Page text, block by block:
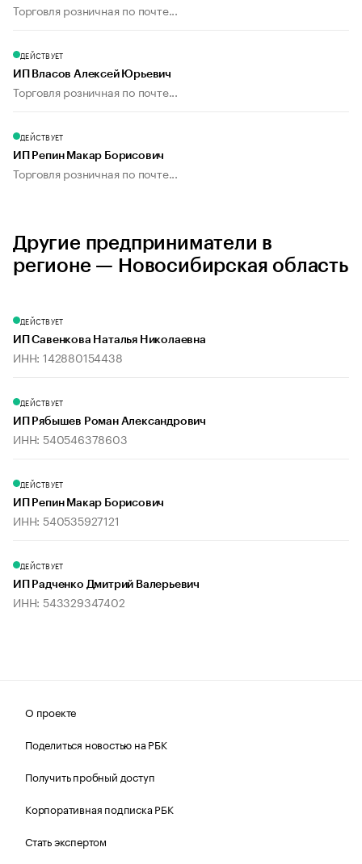
Торговля розничная по почте...
ДЕЙСТВУЕТ
ИП Власов Алексей Юрьевич
Торговля розничная по почте...
ДЕЙСТВУЕТ
ИП Репин Макар Борисович
Торговля розничная по почте...
Другие предприниматели в
регионе — Новосибирская область
ДЕЙСТВУЕТ
ИП Савенкова Наталья Николаевна
ИНН: 142880154438
ДЕЙСТВУЕТ
ИП Рябышев Роман Александрович
ИНН: 540546378603
ДЕЙСТВУЕТ
ИП Репин Макар Борисович
ИНН: 540535927121
ДЕЙСТВУЕТ
ИП Радченко Дмитрий Валерьевич
ИНН: 543329347402
О проекте
Поделиться новостью на РБК
Получить пробный доступ
Корпоративная подписка РБК
Стать экспертом